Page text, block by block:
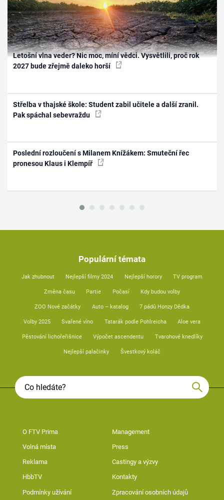
Letošní vlna veder? Nic moc, míní vědci. Vysvětlili, proč rok
2027 bude zřejmě daleko horší
Střelba v thajské škole: Student zabil učitele a další zranil.
Pak spáchal sebevraždu
Poslední rozloučení s Milanem Knížákem: Smuteční řec
pronesou Klaus i Klempíř
Populární témata
Jak zhubnout Nejlepší filmy 2024 Nejlepší horory TV program
Změna času Partie Počasí Kdy budou volby
ZOO Nové začátky Auto – katalog 7 pádů Honzy Dědka
Volby 2025 Svařené víno Tatarák podle Pohlreicha Aloe vera
Pěstování lichořeřišnice Výpočet ascendentu Tvarohové knedlíky
Nejlepší palačinky Švestkový koláč
O FTV Prima Management
Volná místa Press
Reklama Castingy a výzvy
HbbTV Kontakty
Podmínky užívání Zpracování osobních údajů